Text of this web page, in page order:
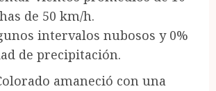
de 50 km/h.
intervalos nubosos y 0%
de precipitación.
amaneció con una